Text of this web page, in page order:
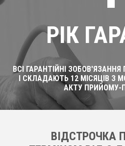
РІК
ВСІ ГАРАНТІЙНІ
І СКЛАДАЮТЬ 12 МІСЯЦІВ З
АКТУ ПРИЙОМУ-
ВІДСТРОЧКА